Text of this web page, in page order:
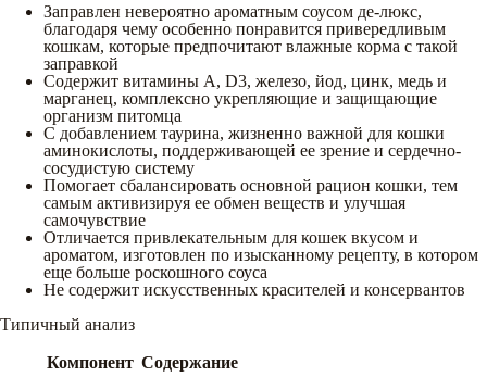
Заправлен невероятно ароматным соусом де-люкс,
благодаря чему особенно понравится привередливым
кошкам, которые предпочитают влажные корма с такой
заправкой
Содержит витамины А, D3, железо, йод, цинк, медь и
марганец, комплексно укрепляющие и защищающие
организм питомца
С добавлением таурина, жизненно важной для кошки
аминокислоты, поддерживающей ее зрение и сердечно-
сосудистую систему
Помогает сбалансировать основной рацион кошки, тем
самым активизируя ее обмен веществ и улучшая
самочувствие
Отличается привлекательным для кошек вкусом и
ароматом, изготовлен по изысканному рецепту, в котором
еще больше роскошного соуса
Не содержит искусственных красителей и консервантов
Типичный анализ
Компонент Содержание